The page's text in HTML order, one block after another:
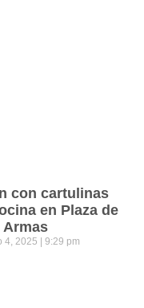
con cartulinas
en Plaza de
Armas
4, 2025 9:29 pm